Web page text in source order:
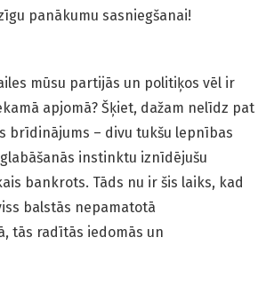
panākumu sasniegšanai!
mūsu partijās un politiķos vēl ir
apjomā? Šķiet, dažam nelīdz pat
brīdinājums – divu tukšu lepnības
instinktu iznīdējušu
bankrots. Tāds nu ir šis laiks, kad
balstās nepamatotā
tās radītās iedomās un